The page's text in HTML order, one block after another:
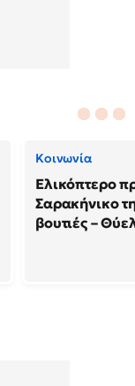
Κοινωνία
Ελικόπτερο
Σαρακήνικο
βουτιές –